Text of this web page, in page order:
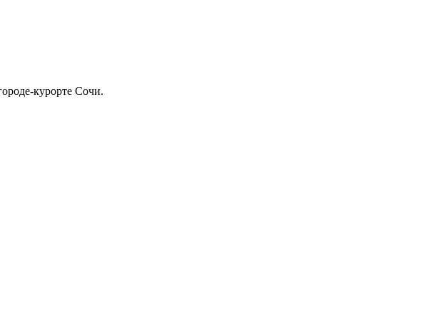
курорте Сочи.